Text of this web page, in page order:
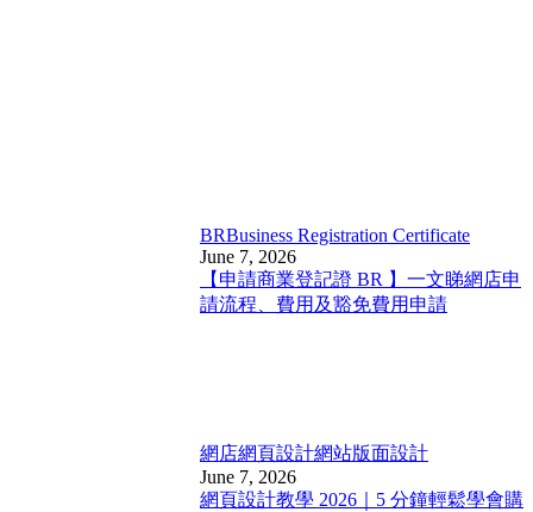
BRBusiness Registration Certificate
June 7, 2026
【申請商業登記證 BR 】一文睇網店申
請流程、費用及豁免費用申請
網店網頁設計網站版面設計
June 7, 2026
網頁設計教學 2026｜5 分鐘輕鬆學會購